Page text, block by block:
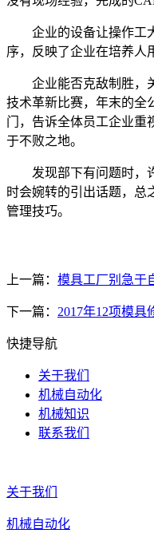
企业的设备让操作工大
序，反映了企业在培养人
企业能否克敌制胜，关
技术革新比赛，年末的全
门，告诉全体员工企业重
于不败之地。
发现部下有问题时，许
时会婉转的引出话题，总
管理技巧。
上一篇： 模具工厂别急于
下一篇： 2017年12项模具
快捷导航
关于我们
机械自动化
机械知识
联系我们
关于我们
机械自动化